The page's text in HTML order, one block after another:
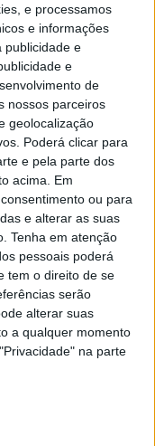
e processamos
e informações
publicidade e
e
de
nossos parceiros
geolocalização
Poderá clicar para
e pela parte dos
acima. Em
ou para
e alterar as suas
Tenha em atenção
pessoais poderá
tem o direito de se
serão
alterar suas
a qualquer momento
na parte
da Floresta e
e turismo